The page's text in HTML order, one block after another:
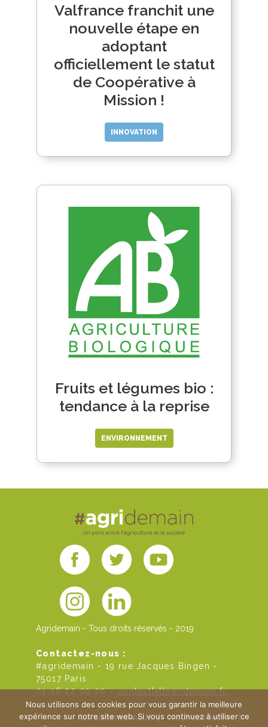
Valfrance franchit une
nouvelle étape en
adoptant
officiellement le statut
de Coopérative à
Mission !
INNOVATION
Fruits et légumes bio :
tendance à la reprise
ENVIRONNEMENT
Agridemain - Tous droits réservés - 2019
Contactez-nous :
#agridemain - 19 rue Jacques Bingen -
75017 Paris
01 46 22 09 20 -contact[at]agridemain.fr
Qui sommes-nous | Nous contacter
|
Nous utilisons des cookies pour vous garantir la meilleure
expérience sur notre site web. Si vous continuez à utiliser ce